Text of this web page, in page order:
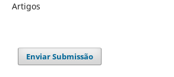
Artigos
Enviar Submissão